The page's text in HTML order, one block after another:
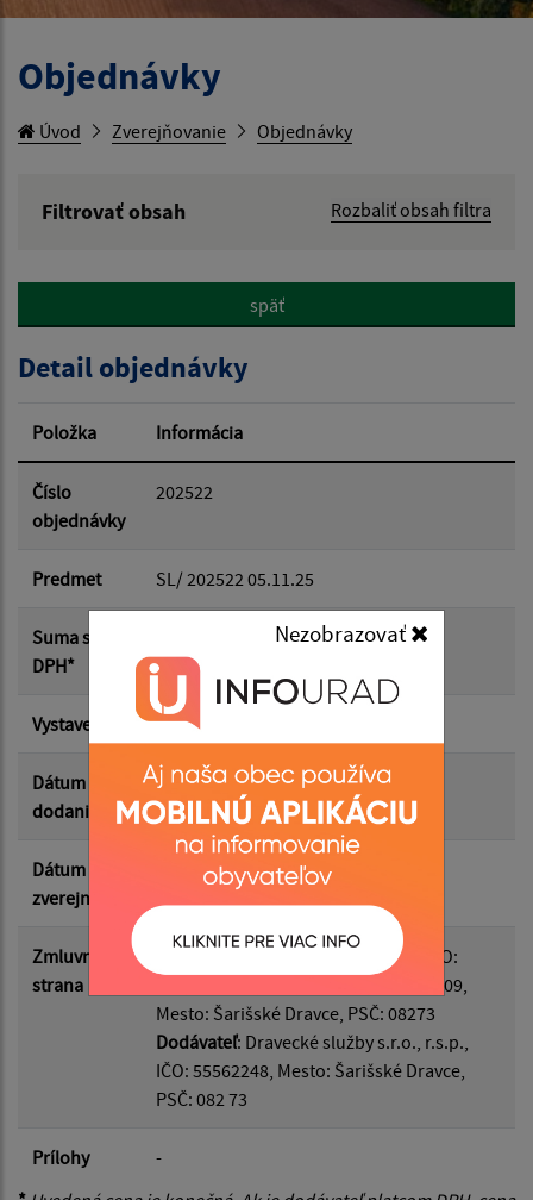
Nezobrazovať
Objednávky
Úvod Zverejňovanie Objednávky
Filtrovať obsah
Rozbaliť obsah filtra
Hľadať v:
Dátum od:
Dátum do:
Suma od:
Suma do:
späť
Detail objednávky
Položka Informácia
Číslo
objednávky
202522
Predmet SL/ 202522 05.11.25
Suma s
DPH*
Vystavená 05.11.2025
Dátum
dodania
31.12.2025
Dátum
zverejnenia
01.04.2026
Zmluvná
strana
Odberateľ: Obec Šarišské Dravce, IČO:
00327794, Adresa: Šarišské Dravce 109,
Mesto: Šarišské Dravce, PSČ: 08273
Dodávateľ: Dravecké služby s.r.o., r.s.p.,
IČO: 55562248, Mesto: Šarišské Dravce,
PSČ: 082 73
Prílohy
-